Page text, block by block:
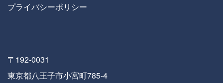
プライバシーポリシー
〒192-0031
東京都八王子市小宮町785-4